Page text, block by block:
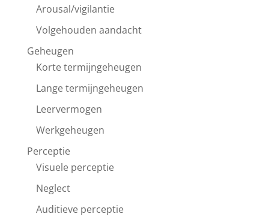
Arousal/vigilantie
Volgehouden aandacht
Geheugen
Korte termijngeheugen
Lange termijngeheugen
Leervermogen
Werkgeheugen
Perceptie
Visuele perceptie
Neglect
Auditieve perceptie